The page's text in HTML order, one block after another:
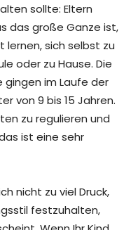
sollte: Eltern
das große Ganze ist,
lernen, sich selbst zu
oder zu Hause. Die
gingen im Laufe der
von 9 bis 15 Jahren.
zu regulieren und
ist eine sehr
nicht zu viel Druck,
festzuhalten,